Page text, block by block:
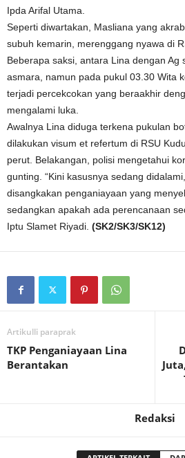
Ipda Arifal Utama.
Seperti diwartakan, Masliana yang
subuh kemarin, merenggang nyawa di
Beberapa saksi, antara Lina dengan Ag
asmara, namun pada pukul 03.30 Wita
terjadi percekcokan yang beraakhir
mengalami luka.
Awalnya Lina diduga terkena pukulan
dilakukan visum et refertum di RSU
perut. Belakangan, polisi mengetahui
gunting. “Kini kasusnya sedang
disangkakan penganiayaan yang
sedangkan apakah ada perencanaan
Iptu Slamet Riyadi. (SK2/SK3/SK12)
Artikulli paraprak
TKP Penganiayaan Lina
Berantakan
Redaksi